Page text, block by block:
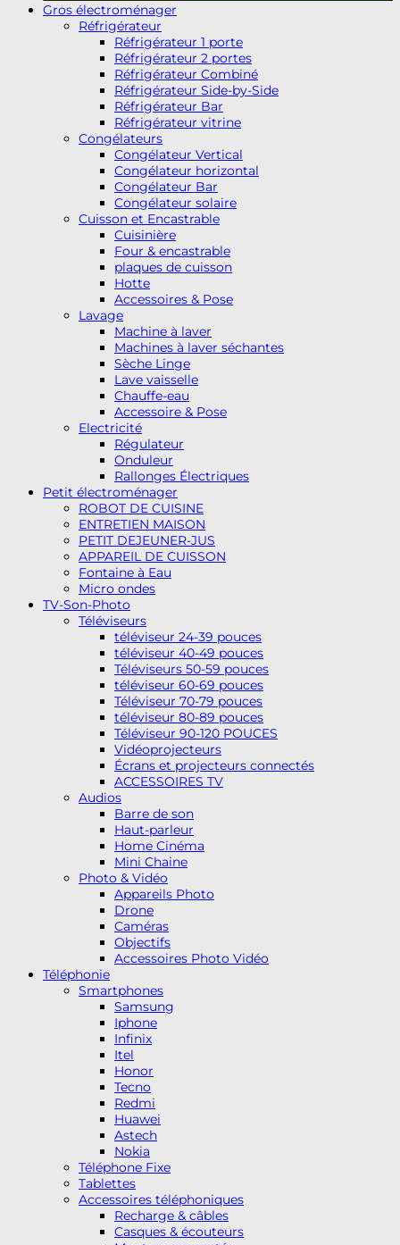
Gros électroménager
Réfrigérateur
Réfrigérateur 1 porte
Réfrigérateur 2 portes
Réfrigérateur Combiné
Réfrigérateur Side-by-Side
Réfrigérateur Bar
Réfrigérateur vitrine
Congélateurs
Congélateur Vertical
Congélateur horizontal
Congélateur Bar
Congélateur solaire
Cuisson et Encastrable
Cuisinière
Four & encastrable
plaques de cuisson
Hotte
Accessoires & Pose
Lavage
Machine à laver
Machines à laver séchantes
Sèche Linge
Lave vaisselle
Chauffe-eau
Accessoire & Pose
Electricité
Régulateur
Onduleur
Rallonges Électriques
Petit électroménager
ROBOT DE CUISINE
ENTRETIEN MAISON
PETIT DEJEUNER-JUS
APPAREIL DE CUISSON
Fontaine à Eau
Micro ondes
TV-Son-Photo
Téléviseurs
téléviseur 24-39 pouces
téléviseur 40-49 pouces
Téléviseurs 50-59 pouces
téléviseur 60-69 pouces
Téléviseur 70-79 pouces
téléviseur 80-89 pouces
Téléviseur 90-120 POUCES
Vidéoprojecteurs
Écrans et projecteurs connectés
ACCESSOIRES TV
Audios
Barre de son
Haut-parleur
Home Cinéma
Mini Chaine
Photo & Vidéo
Appareils Photo
Drone
Caméras
Objectifs
Accessoires Photo Vidéo
Téléphonie
Smartphones
Samsung
Iphone
Infinix
Itel
Honor
Tecno
Redmi
Huawei
Astech
Nokia
Téléphone Fixe
Tablettes
Accessoires téléphoniques
Recharge & câbles
Casques & écouteurs